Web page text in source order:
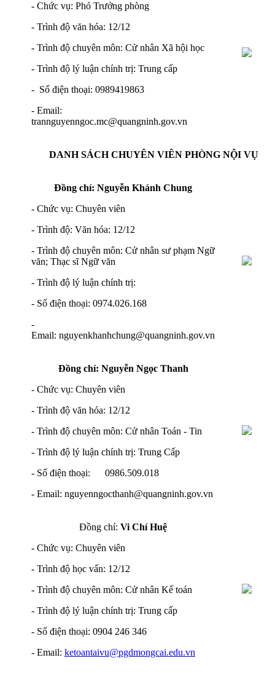
- Chức vụ: Phó Trưởng phòng
- Trình độ văn hóa: 12/12
- Trình độ chuyên môn: Cử nhân Xã hội học
- Trình độ lý luận chính trị: Trung cấp
- Số điện thoại: 0989419863
- Email:
trannguyenngoc.mc@quangninh.gov.vn
DANH SÁCH CHUYÊN VIÊN PHÒNG NỘI VỤ
Đồng chí: Nguyễn Khánh Chung
- Chức vụ: Chuyên viên
- Trình độ: Văn hóa: 12/12
- Trình độ chuyên môn: Cử nhân sư phạm Ngữ
văn; Thạc sĩ Ngữ văn
- Trình độ lý luận chính trị:
- Số điện thoại: 0974.026.168
-
Email: nguyenkhanhchung@quangninh.gov.vn
Đồng chí: Nguyễn Ngọc Thanh
- Chức vụ: Chuyên viên
- Trình độ văn hóa: 12/12
- Trình độ chuyên môn: Cử nhân Toán - Tin
- Trình độ lý luận chính trị: Trung Cấp
- Số điện thoại: 0986.509.018
- Email: nguyenngocthanh@quangninh.gov.vn
Đồng chí: Vi Chí Huệ
- Chức vụ: Chuyên viên
- Trình độ học vấn: 12/12
- Trình độ chuyên môn: Cử nhân Kế toán
- Trình độ lý luận chính trị: Trung cấp
- Số điện thoại: 0904 246 346
- Email: ketoantaivu@pgdmongcai.edu.vn